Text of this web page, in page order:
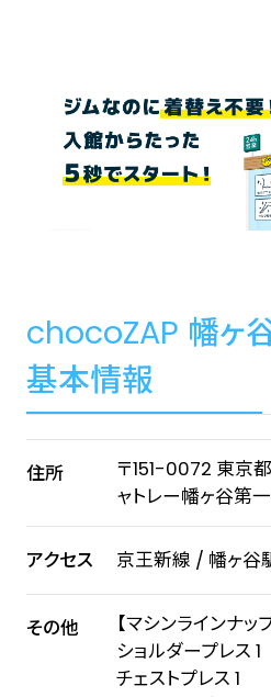
chocoZAP 幡ヶ
基本情報
住所
〒151-0072 東京
ャトレー幡ヶ谷第
アクセス 京王新線 / 幡ヶ
その他
【マシンラインナッ
ショルダープレス 1
チェストプレス 1